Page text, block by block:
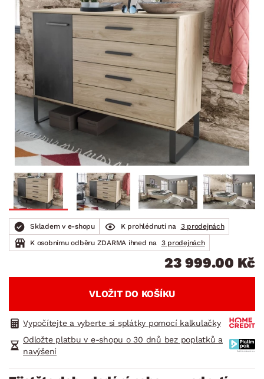
Skladem v e-shopu K prohlédnutí na
3 prodejnách
K osobnímu odběru ZDARMA ihned na
3 prodejnách
23 999.00 Kč
VLOŽIT DO KOŠÍKU
Vypočítejte a vyberte si splátky pomocí kalkulačky
Odložte platbu v e-shopu o 30 dnů bez poplatků a
navýšení